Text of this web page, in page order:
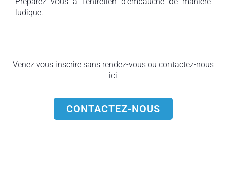
ludique.
Venez vous inscrire sans rendez-vous ou contactez-nous
ici
CONTACTEZ-NOUS